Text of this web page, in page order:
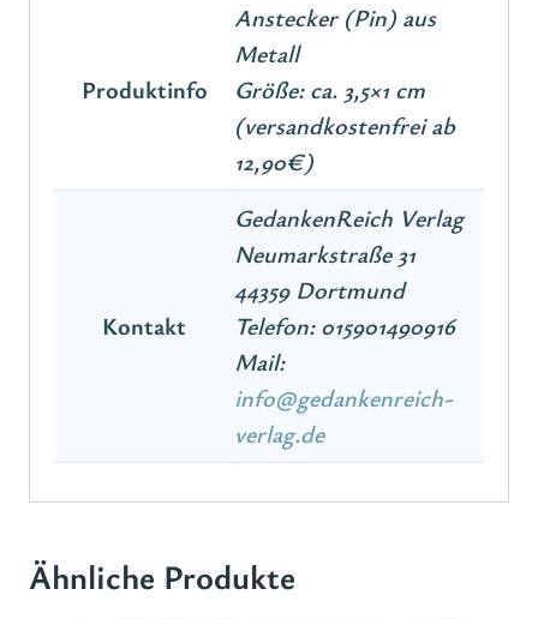
Produktinfo
Anstecker (Pin) aus
Metall
Größe: ca. 3,5×1 cm
(versandkostenfrei ab
12,90€)
Kontakt
GedankenReich Verlag
Neumarkstraße 31
44359 Dortmund
Telefon: 015901490916
Mail:
info@gedankenreich-
verlag.de
Ähnliche Produkte